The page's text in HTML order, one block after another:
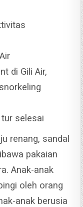
di Gili Air,
tur selesai
renang, sandal
pakaian
Anak-anak
oleh orang
anak berusia